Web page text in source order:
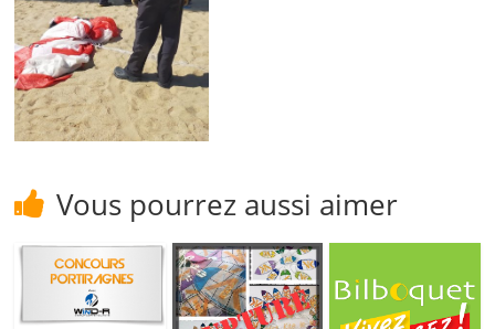
Vous pourrez aussi aimer